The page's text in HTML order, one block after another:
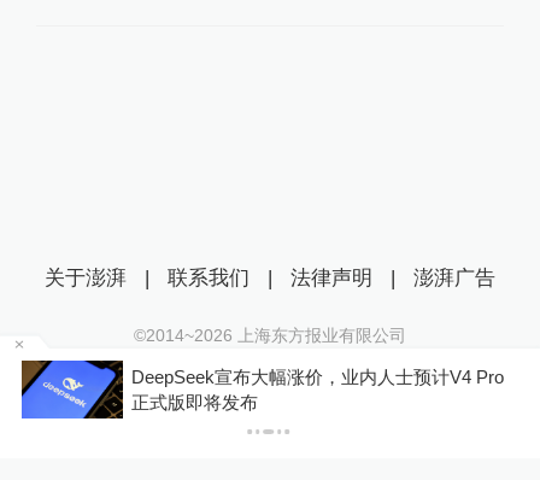
价，业内人士预计V4 Pro
澎湃回声｜汕头农业农
关于澎湃 | 联系我们 | 法律声明 | 澎湃广告
©2014~2026 上海东方报业有限公司
沪ICP证：沪B2-20170116 | 沪ICP备14003370号
互联网新闻信息服务许可证：31120170006
沪公网安备 31010602000299号